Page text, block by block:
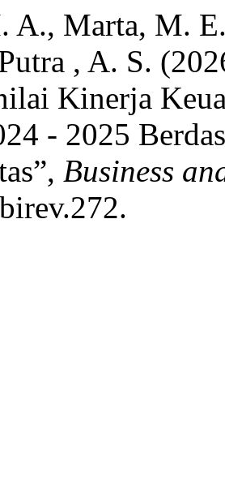
A., Marta, M.
, A. S.
Kinerja
- 2025
Business